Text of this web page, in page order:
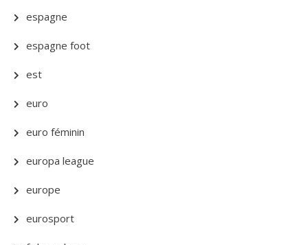
espagne
espagne foot
est
euro
euro féminin
europa league
europe
eurosport